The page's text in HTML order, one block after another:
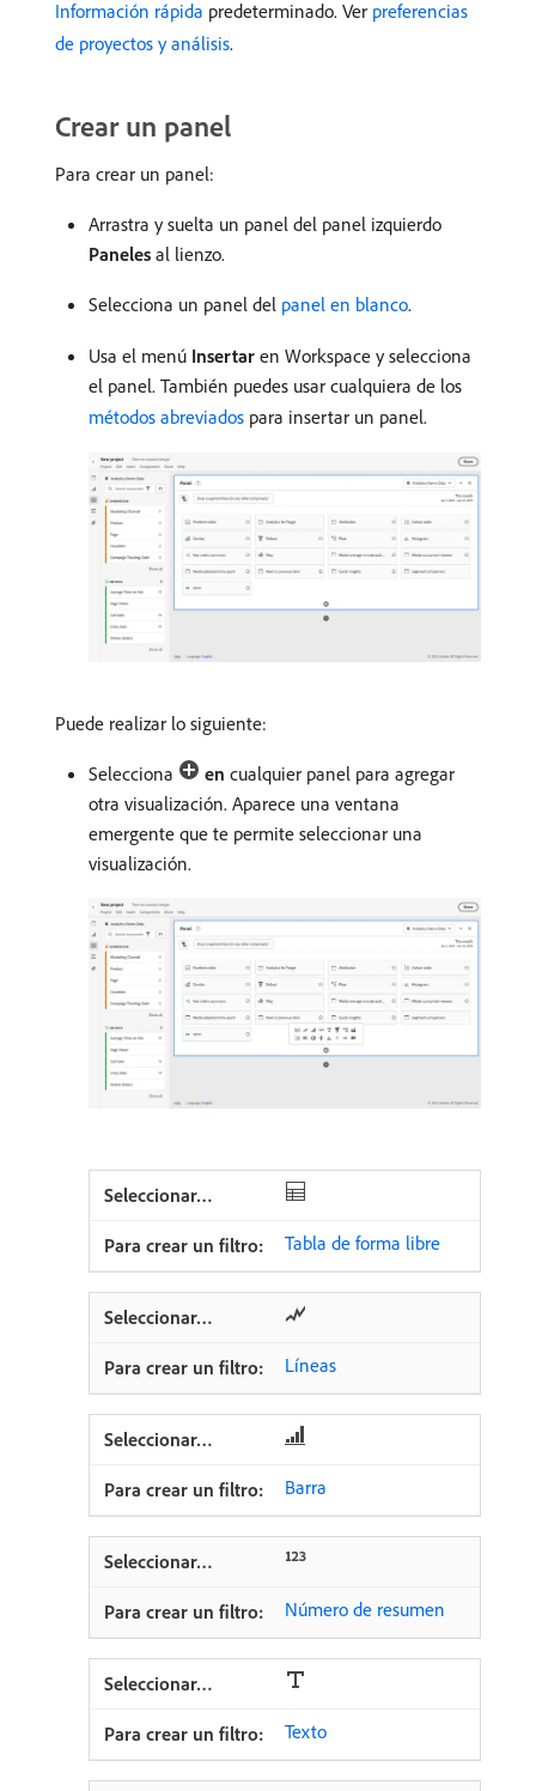
Información rápida predeterminado. Ver preferencias
de proyectos y análisis.
Crear un panel
Para crear un panel:
Arrastra y suelta un panel del panel izquierdo
Paneles al lienzo.
Selecciona un panel del panel en blanco.
Usa el menú Insertar en Workspace y selecciona
el panel. También puedes usar cualquiera de los
métodos abreviados para insertar un panel.
Puede realizar lo siguiente:
Selecciona en cualquier panel para agregar
otra visualización. Aparece una ventana
emergente que te permite seleccionar una
visualización.
Tabla de forma libre
Líneas
Barra
Número de resumen
Texto